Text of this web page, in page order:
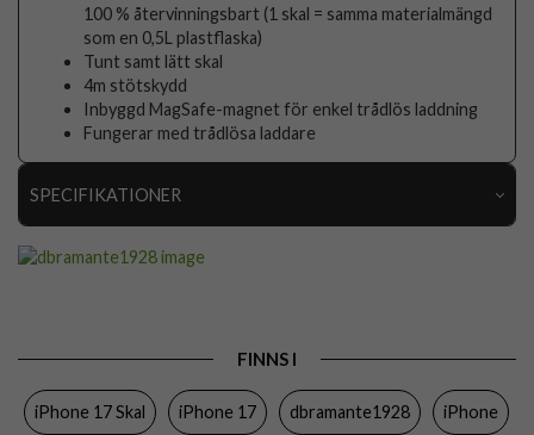
100 % återvinningsbart (1 skal = samma materialmängd
som en 0,5L plastflaska)
Tunt samt lätt skal
4m stötskydd
Inbyggd MagSafe-magnet för enkel trådlös laddning
Fungerar med trådlösa laddare
SPECIFIKATIONER
MagSafe-kompatibel, Stöttålig
Färg Genomskinlig
FINNS I
iPhone 17 Skal iPhone 17 dbramante1928 iPhone